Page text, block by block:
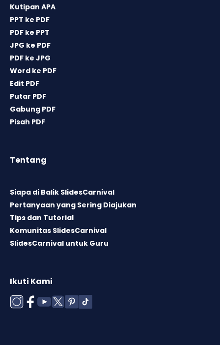
Kutipan APA
PPT ke PDF
PDF ke PPT
JPG ke PDF
PDF ke JPG
Word ke PDF
Edit PDF
Putar PDF
Gabung PDF
Pisah PDF
Tentang
Siapa di Balik SlidesCarnival
Pertanyaan yang Sering Diajukan
Tips dan Tutorial
Komunitas SlidesCarnival
SlidesCarnival untuk Guru
Ikuti Kami